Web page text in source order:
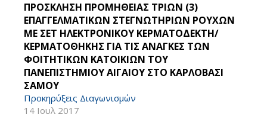
ΠΡΟΣΚΛΗΣΗ ΠΡΟΜΗΘΕΙΑΣ ΤΡΙΩΝ (3)
ΕΠΑΓΓΕΛΜΑΤΙΚΩΝ ΣΤΕΓΝΩΤΗΡΙΩΝ ΡΟΥΧΩΝ
ΜΕ ΣΕΤ ΗΛΕΚΤΡΟΝΙΚΟΥ ΚΕΡΜΑΤΟΔΕΚΤΗ/
ΚΕΡΜΑΤΟΘΗΚΗΣ ΓΙΑ ΤΙΣ ΑΝΑΓΚΕΣ ΤΩΝ
ΦΟΙΤΗΤΙΚΩΝ ΚΑΤΟΙΚΙΩΝ ΤΟΥ
ΠΑΝΕΠΙΣΤΗΜΙΟΥ ΑΙΓΑΙΟΥ ΣΤΟ ΚΑΡΛΟΒΑΣΙ
ΣΑΜΟΥ
Προκηρύξεις Διαγωνισμών
14 Ιουλ 2017